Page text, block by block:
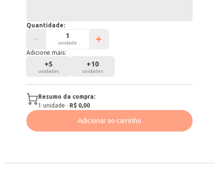
Quantidade:
unidade
Adicione mais:
+5
unidades
+10
unidades
Resumo da compra:
1 unidade · R$ 0,00
Adicionar ao carrinho